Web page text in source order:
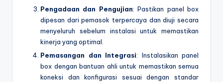
Pengadaan dan Pengujian: Pastikan panel box
dipesan dari pemasok terpercaya dan diuji secara
menyeluruh sebelum instalasi untuk memastikan
kinerja yang optimal.
Pemasangan dan Integrasi: Instalasikan panel
box dengan bantuan ahli untuk memastikan semua
koneksi dan konfigurasi sesuai dengan standar